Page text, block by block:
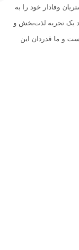
وفادار خود را به
یک تجربه لذت‌بخش و
و ما قدردان این